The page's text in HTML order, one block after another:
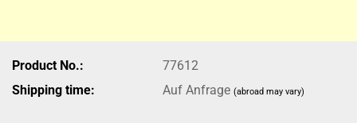
Product No.:
77612
Shipping time:
Auf Anfrage(abroad may vary)